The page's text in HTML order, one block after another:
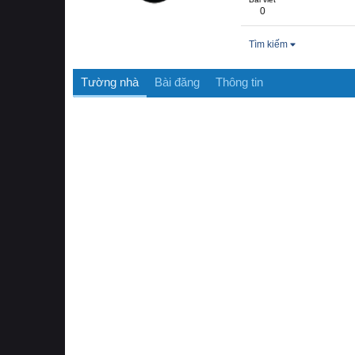
0
Tìm kiếm
Tường nhà Bài đăng Thông tin